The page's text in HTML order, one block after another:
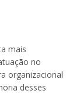
mais
no
organizacional
desses